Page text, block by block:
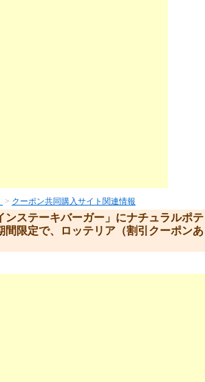
> クーポン共同購入サイト関連情報
ンステーキバーガー」にナチュラルポ
間限定で、ロッテリア（割引クーポン